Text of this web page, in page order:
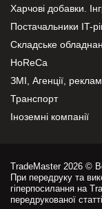
Харчові добавки.
Постачальники IT-
Складське
HoReCa
ЗМІ, Агенції,
Транспорт
Іноземні компанії
TradeMaster 2026 ©
При передруку та
гіперпосилання на
передрукованої